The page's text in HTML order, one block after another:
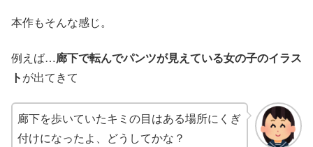
本作もそんな感じ。
例えば…廊下で転んでパンツが見えている女の子のイラス
トが出てきて
廊下を歩いていたキミの目はある場所にくぎ
付けになったよ、どうしてかな？